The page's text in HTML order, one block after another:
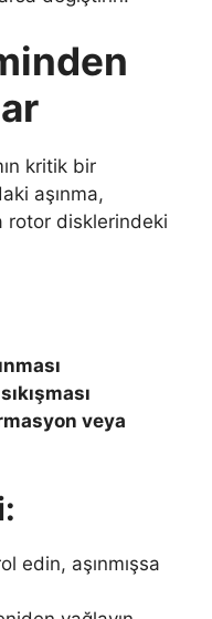
kritik bir
aşınma,
rotor disklerindeki
veya
edin, aşınmışsa